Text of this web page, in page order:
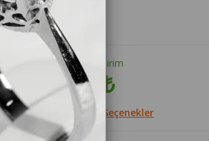
Sepette %20 İndirim
58.560₺
taksitlerle Diğer Seçenekler